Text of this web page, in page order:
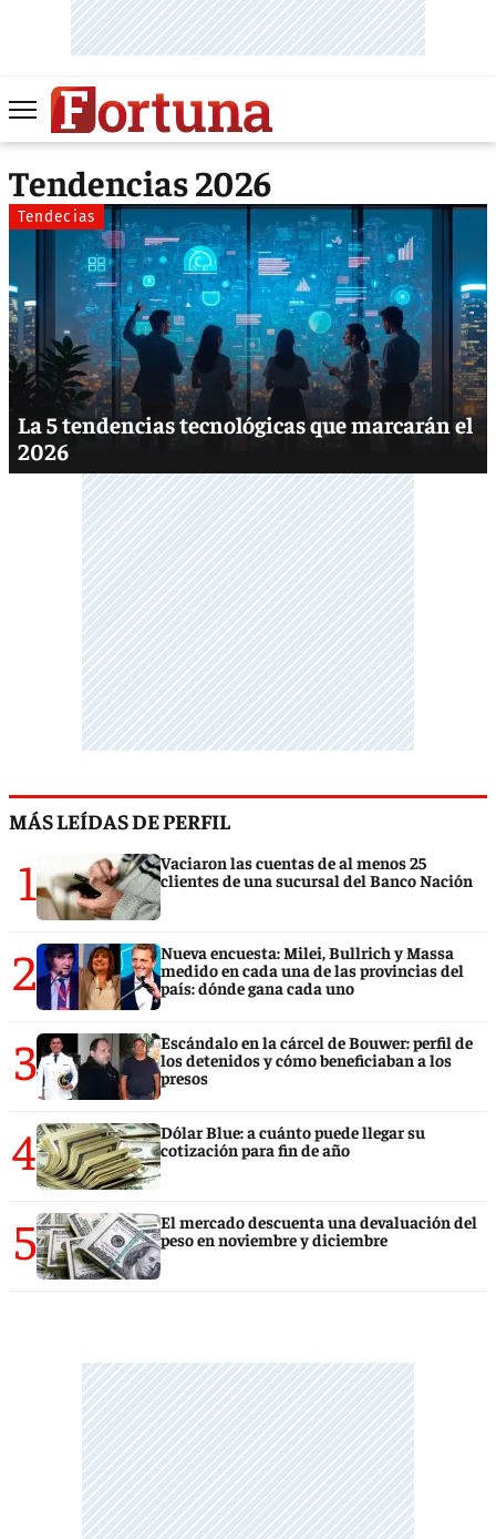
Tendencias 2026
Tendecias
La 5 tendencias tecnológicas que marcarán el
2026
MÁS LEÍDAS DE PERFIL
1
Vaciaron las cuentas de al menos 25
clientes de una sucursal del Banco Nación
2
Nueva encuesta: Milei, Bullrich y Massa
medido en cada una de las provincias del
país: dónde gana cada uno
3
Escándalo en la cárcel de Bouwer: perfil de
los detenidos y cómo beneficiaban a los
presos
4
Dólar Blue: a cuánto puede llegar su
cotización para fin de año
5
El mercado descuenta una devaluación del
peso en noviembre y diciembre